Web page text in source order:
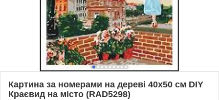
Картина за номерами на дереві 40х50 см DIY
Краєвид на місто (RAD5298)